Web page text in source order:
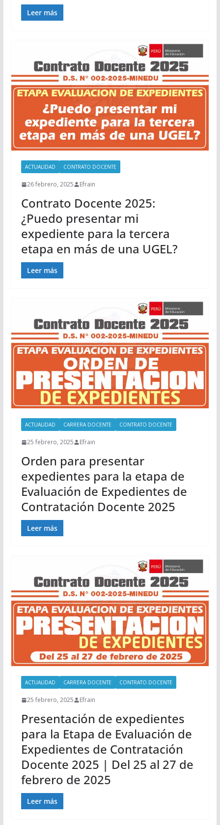
Leer más
ACTUALIDAD CONTRATO DOCENTE
26 febrero, 2025 Efrain
Contrato Docente 2025:
¿Puedo presentar mi
expediente para la tercera
etapa en más de una UGEL?
Leer más
ACTUALIDAD CARRERA DOCENTE CONTRATO DOCENTE
25 febrero, 2025 Efrain
Orden para presentar
expedientes para la etapa de
Evaluación de Expedientes de
Contratación Docente 2025
Leer más
ACTUALIDAD CARRERA DOCENTE CONTRATO DOCENTE
25 febrero, 2025 Efrain
Presentación de expedientes
para la Etapa de Evaluación de
Expedientes de Contratación
Docente 2025 | Del 25 al 27 de
febrero de 2025
Leer más